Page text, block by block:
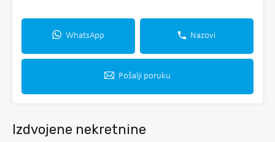
WhatsApp Nazovi
Pošalji poruku
Izdvojene nekretnine